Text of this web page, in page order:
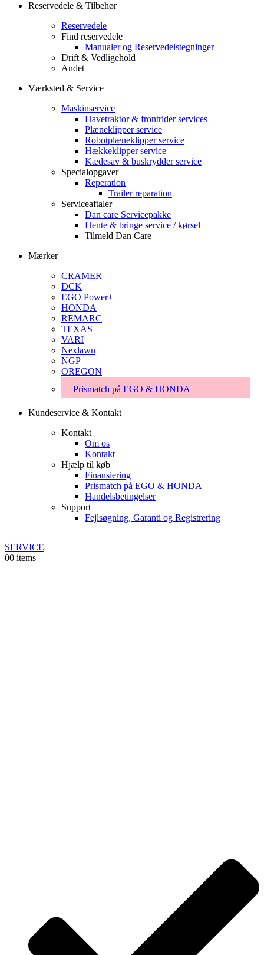
Reservedele & Tilbehør
Reservedele
Find reservedele
Manualer og Reservedelstegninger
Drift & Vedligehold
Andet
Værksted & Service
Maskinservice
Havetraktor & frontrider services
Plæneklipper service
Robotplæneklipper service
Hækkeklipper service
Kædesav & buskrydder service
Specialopgaver
Reperation
Trailer reparation
Serviceaftaler
Dan care Servicepakke
Hente & bringe service / kørsel
Tilmeld Dan Care
Mærker
CRAMER
DCK
EGO Power+
HONDA
REMARC
TEXAS
VARI
Nexlawn
NGP
OREGON
Prismatch på EGO & HONDA
Kundeservice & Kontakt
Kontakt
Om os
Kontakt
Hjælp til køb
Finansiering
Prismatch på EGO & HONDA
Handelsbetingelser
Support
Fejlsøgning, Garanti og Registrering
SERVICE
00 items